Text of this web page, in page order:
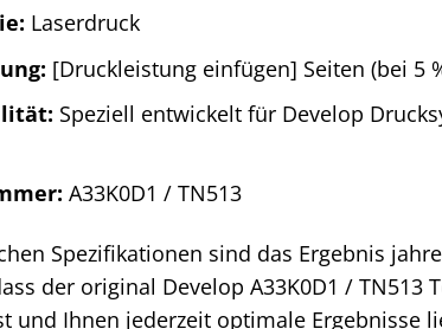
Laserdruck
[Druckleistung einfügen] Seiten (bei 5
Speziell entwickelt für Develop
A33K0D1 / TN513
Spezifikationen sind das Ergebnis
der original Develop A33K0D1 / TN513
und Ihnen jederzeit optimale Ergebnisse